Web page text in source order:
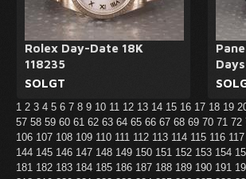
Rolex Day-Date 18K
118235
SOLGT
1 2 3 4 5 6 7 8 9 10 11 12 13 14 15 16 17 18 19
57 58 59 60 61 62 63 64 65 66 67 68 69 70 71 72
106 107 108 109 110 111 112 113 114 115 116 117
144 145 146 147 148 149 150 151 152 153 154
181 182 183 184 185 186 187 188 189 190 191